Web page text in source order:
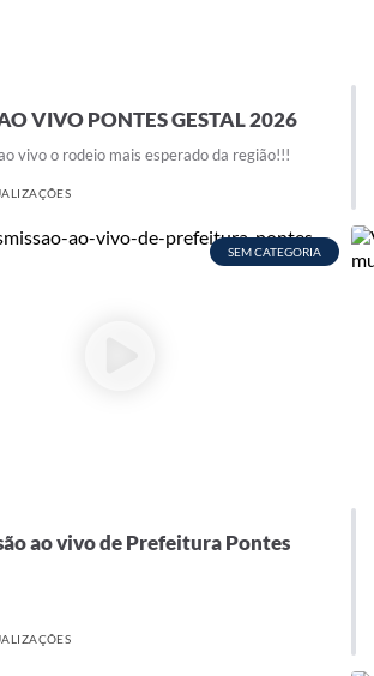
VIVO PONTES GESTAL 2026
vivo o rodeio mais esperado da região!!!
SEM CATEGORIA
ao vivo de Prefeitura Pontes